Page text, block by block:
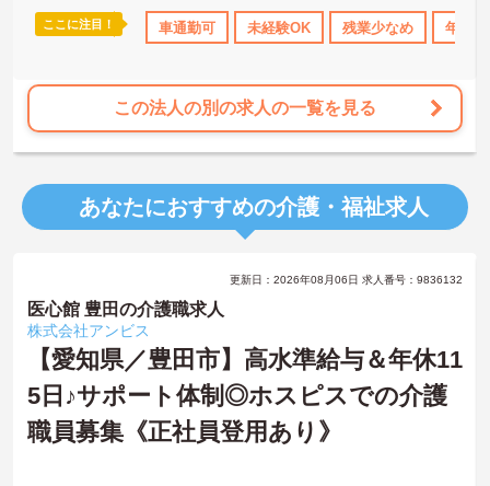
得サポート 研修制度あり 産休･育休･介護休暇取得実績あり
ここに注目！ 車通勤可 未経験OK 残業少なめ 年間
この法人の別の求人の一覧を見る
あなたにおすすめの介護・福祉求人
更新日：2026年08月06日 求人番号：9836132
医心館 豊田の介護職求人
株式会社アンビス
【愛知県／豊田市】高水準給与＆年休11
5日♪サポート体制◎ホスピスでの介護
職員募集《正社員登用あり》